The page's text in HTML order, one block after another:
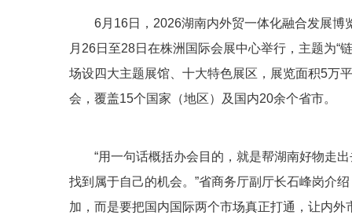
6月16日，2026湖南内外贸一体化融合发展
月26日至28日在株洲国际会展中心举行，主题为
场设四大主题展馆、十大特色展区，展览面积5万
会，覆盖15个国家（地区）及国内20余个省市。
“用一句话概括办会目的，就是帮湖南好物走
找到属于自己的机会。”省商务厅副厅长石峰岗介
加，而是要把国内国际两个市场真正打通，让内